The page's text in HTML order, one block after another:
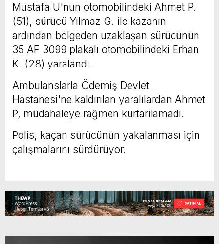
Mustafa U'nun otomobilindeki Ahmet P.
(51), sürücü Yılmaz G. ile kazanın
ardından bölgeden uzaklaşan sürücünün
35 AF 3099 plakalı otomobilindeki Erhan
K. (28) yaralandı.
Ambulanslarla Ödemiş Devlet
Hastanesi'ne kaldırılan yaralılardan Ahmet
P, müdahaleye rağmen kurtarılamadı.
Polis, kaçan sürücünün yakalanması için
çalışmalarını sürdürüyor.